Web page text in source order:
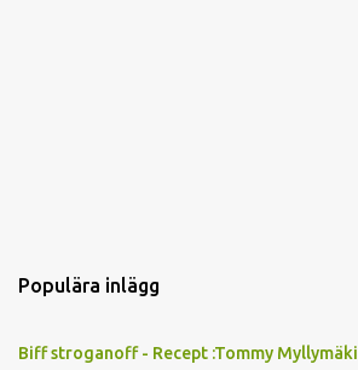
Populära inlägg
Biff stroganoff - Recept :Tommy Myllymäki